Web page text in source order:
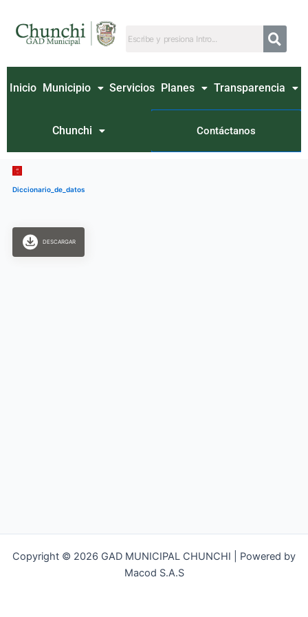
contenido
Inicio Municipio Servicios Planes Transparencia
Chunchi Contáctanos
Diccionario_de_datos
DESCARGAR
Copyright © 2026 GAD MUNICIPAL CHUNCHI | Powered by
Macod S.A.S